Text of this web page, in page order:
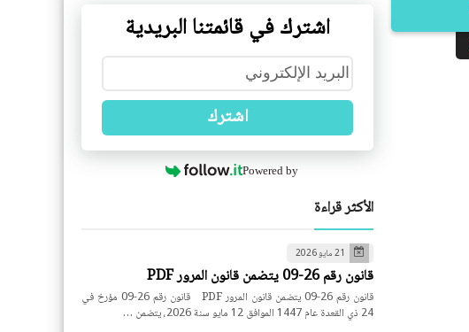
اشترك في قائمتنا البريدية
اشترك
Powered by
الأكثر قراءة
21 مايو 2026
قانون رقم 26-09 يتضمن قانون المرور PDF
قانون رقم 26-09 يتضمن قانون المرور PDF قانون رقم 26-09 مؤرخ في
24 ذي القعدة عام 1447 الموافق 12 مايو سنة 2026، يتضمن …